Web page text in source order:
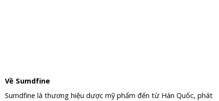
Về Sumdfine
Sumdfine là thương hiệu dược mỹ phẩm đến từ Hàn Quốc, phát